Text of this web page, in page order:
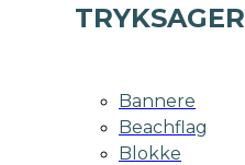
TRYKSAGER
Bannere
Beachflag
Blokke